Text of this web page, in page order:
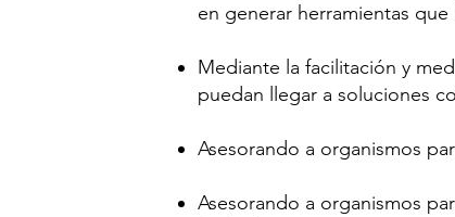
en generar herramientas
Mediante la facilitación y
puedan llegar a soluciones
Asesorando a organismos
Asesorando a organismos